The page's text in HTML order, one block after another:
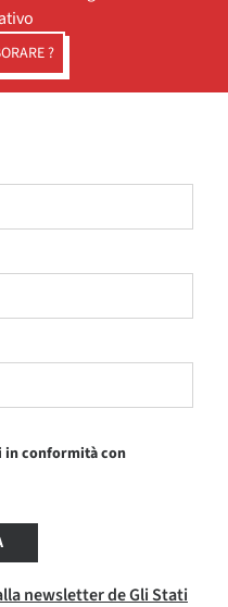
?
in conformità con
newsletter de Gli Stati